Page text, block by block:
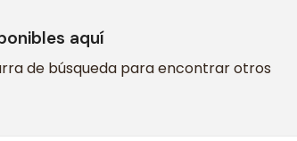
aquí
de búsqueda para encontrar otros